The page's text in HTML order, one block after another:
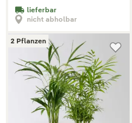
lieferbar
nicht abholbar
2 Pflanzen